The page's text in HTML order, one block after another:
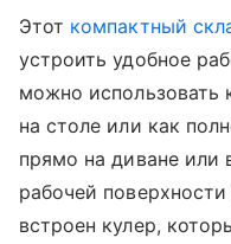
Этот компактный
устроить удобное
можно использовать
на столе или как
прямо на диване или
рабочей
встроен кулер,